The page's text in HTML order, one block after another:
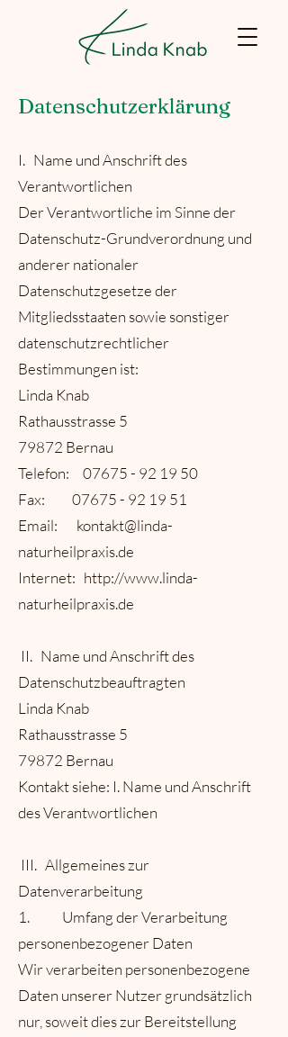
Datenschutzerklärung
I. Name und Anschrift des
Verantwortlichen
Der Verantwortliche im Sinne der
Datenschutz-Grundverordnung und
anderer nationaler
Datenschutzgesetze der
Mitgliedsstaaten sowie sonstiger
datenschutzrechtlicher
Bestimmungen ist:
Linda Knab
Rathausstrasse 5
79872 Bernau
Telefon: 07675 - 92 19 50
Fax: 07675 - 92 19 51
Email: kontakt@linda-
naturheilpraxis.de
Internet: http://www.linda-
naturheilpraxis.de
II. Name und Anschrift des
Datenschutzbeauftragten
Linda Knab
Rathausstrasse 5
79872 Bernau
Kontakt siehe: I. Name und Anschrift
des Verantwortlichen
III. Allgemeines zur
Datenverarbeitung
1. Umfang der Verarbeitung
personenbezogener Daten
Wir verarbeiten personenbezogene
Daten unserer Nutzer grundsätzlich
nur, soweit dies zur Bereitstellung